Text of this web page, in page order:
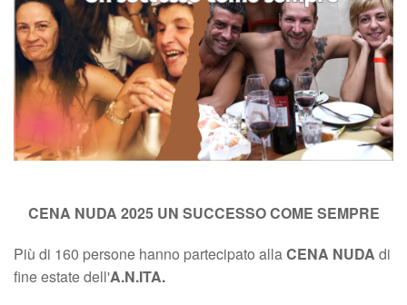
CENA NUDA 2025 UN SUCCESSO COME SEMPRE
Più di 160 persone hanno partecipato allaCENA NUDA di
fine estate dell'A.N.ITA.